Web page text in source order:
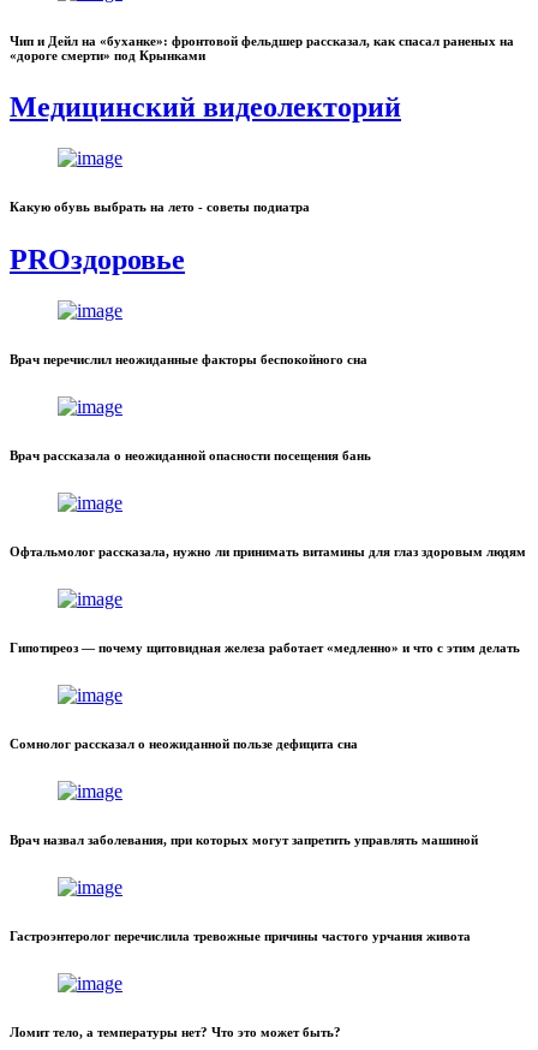
Чип и Дейл на «буханке»: фронтовой фельдшер рассказал, как спасал раненых на
«дороге смерти» под Крынками
Медицинский видеолекторий
Какую обувь выбрать на лето - советы подиатра
PROздоровье
Врач перечислил неожиданные факторы беспокойного сна
Врач рассказала о неожиданной опасности посещения бань
Офтальмолог рассказала, нужно ли принимать витамины для глаз здоровым людям
Гипотиреоз — почему щитовидная железа работает «медленно» и что с этим делать
Сомнолог рассказал о неожиданной пользе дефицита сна
Врач назвал заболевания, при которых могут запретить управлять машиной
Гастроэнтеролог перечислила тревожные причины частого урчания живота
Ломит тело, а температуры нет? Что это может быть?